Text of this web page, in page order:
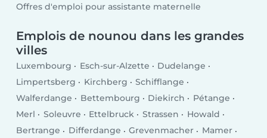
Offres d'emploi pour assistante maternelle
Emplois de nounou dans les grandes
villes
Luxembourg Esch-sur-Alzette
Dudelange
Limpertsberg
Kirchberg
Schifflange
Walferdange
Bettembourg Diekirch
Pétange
Merl
Soleuvre Ettelbruck Strassen
Howald
Bertrange
Differdange Grevenmacher
Mamer